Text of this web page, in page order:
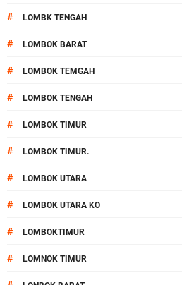
# LOMBK TENGAH
# LOMBOK BARAT
# LOMBOK TEMGAH
# LOMBOK TENGAH
# LOMBOK TIMUR
# LOMBOK TIMUR.
# LOMBOK UTARA
# LOMBOK UTARA KO
# LOMBOKTIMUR
# LOMNOK TIMUR